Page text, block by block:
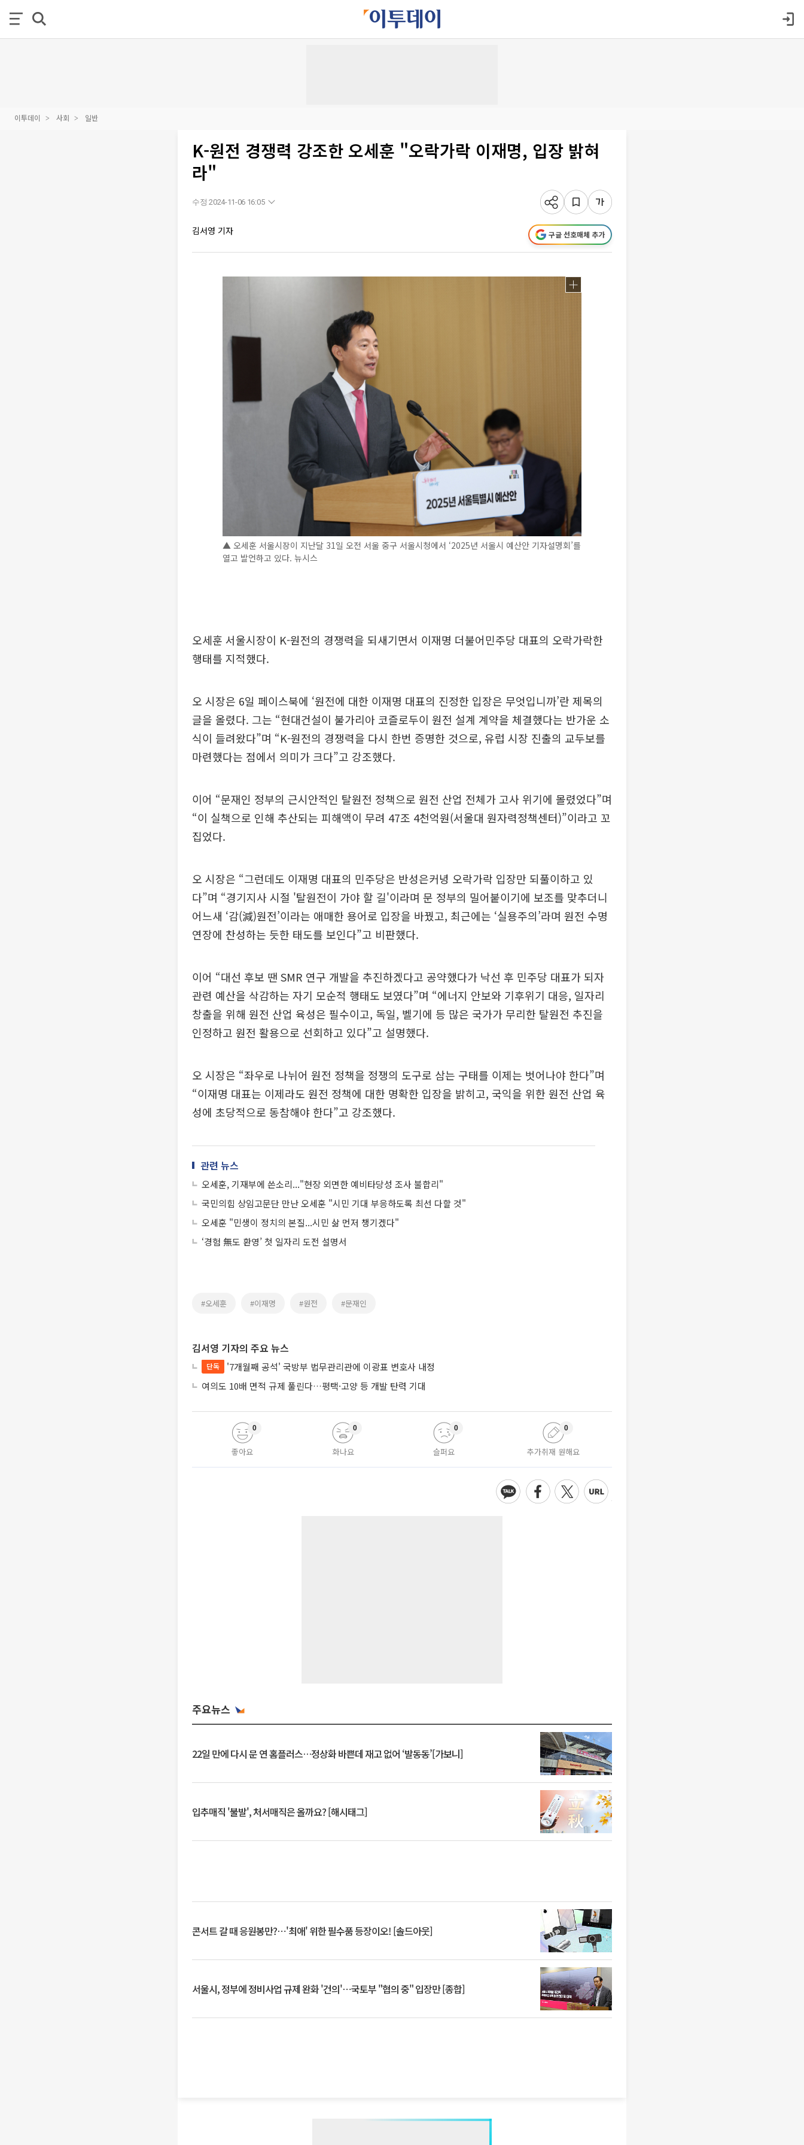
이투데이 사회 일반
K-원전 경쟁력 강조한 오세훈 "오락가락 이재명, 입장 밝혀
라"
수정 2024-11-06 16:05
김서영 기자 구글 선호매체 추가
▲ 오세훈 서울시장이 지난달 31일 오전 서울 중구 서울시청에서 ‘2025년 서울시 예산안 기자설명회’를
열고 발언하고 있다. 뉴시스
오세훈 서울시장이 K-원전의 경쟁력을 되새기면서 이재명 더불어민주당 대표의 오락가락한
행태를 지적했다.
오 시장은 6일 페이스북에 ‘원전에 대한 이재명 대표의 진정한 입장은 무엇입니까’란 제목의
글을 올렸다. 그는 “현대건설이 불가리아 코즐로두이 원전 설계 계약을 체결했다는 반가운 소
식이 들려왔다”며 “K-원전의 경쟁력을 다시 한번 증명한 것으로, 유럽 시장 진출의 교두보를
마련했다는 점에서 의미가 크다”고 강조했다.
이어 “문재인 정부의 근시안적인 탈원전 정책으로 원전 산업 전체가 고사 위기에 몰렸었다”며
“이 실책으로 인해 추산되는 피해액이 무려 47조 4천억원(서울대 원자력정책센터)”이라고 꼬
집었다.
오 시장은 “그런데도 이재명 대표의 민주당은 반성은커녕 오락가락 입장만 되풀이하고 있
다”며 “경기지사 시절 '탈원전이 가야 할 길'이라며 문 정부의 밀어붙이기에 보조를 맞추더니
어느새 ‘감(減)원전’이라는 애매한 용어로 입장을 바꿨고, 최근에는 ‘실용주의’라며 원전 수명
연장에 찬성하는 듯한 태도를 보인다”고 비판했다.
이어 “대선 후보 땐 SMR 연구 개발을 추진하겠다고 공약했다가 낙선 후 민주당 대표가 되자
관련 예산을 삭감하는 자기 모순적 행태도 보였다”며 “에너지 안보와 기후위기 대응, 일자리
창출을 위해 원전 산업 육성은 필수이고, 독일, 벨기에 등 많은 국가가 무리한 탈원전 추진을
인정하고 원전 활용으로 선회하고 있다”고 설명했다.
오 시장은 “좌우로 나뉘어 원전 정책을 정쟁의 도구로 삼는 구태를 이제는 벗어나야 한다”며
“이재명 대표는 이제라도 원전 정책에 대한 명확한 입장을 밝히고, 국익을 위한 원전 산업 육
성에 초당적으로 동참해야 한다”고 강조했다.
관련 뉴스
오세훈, 기재부에 쓴소리..."현장 외면한 예비타당성 조사 불합리"
국민의힘 상임고문단 만난 오세훈 "시민 기대 부응하도록 최선 다할 것"
오세훈 "민생이 정치의 본질...시민 삶 먼저 챙기겠다"
‘경험 無도 환영’ 첫 일자리 도전 설명서
#오세훈 #이재명 #원전 #문재인
김서영 기자의 주요 뉴스
단독
'7개월째 공석' 국방부 법무관리관에 이광표 변호사 내정
여의도 10배 면적 규제 풀린다…평택·고양 등 개발 탄력 기대
좋아요
0
화나요
0
슬퍼요
0
추가취재 원해요
0
주요뉴스
22일 만에 다시 문 연 홈플러스…정상화 바쁜데 재고 없어 ‘발동동’[가보니]
입추매직 '불발', 처서매직은 올까요? [해시태그]
콘서트 갈 때 응원봉만?⋯'최애' 위한 필수품 등장이오! [솔드아웃]
서울시, 정부에 정비사업 규제 완화 '건의'⋯국토부 "협의 중" 입장만 [종합]